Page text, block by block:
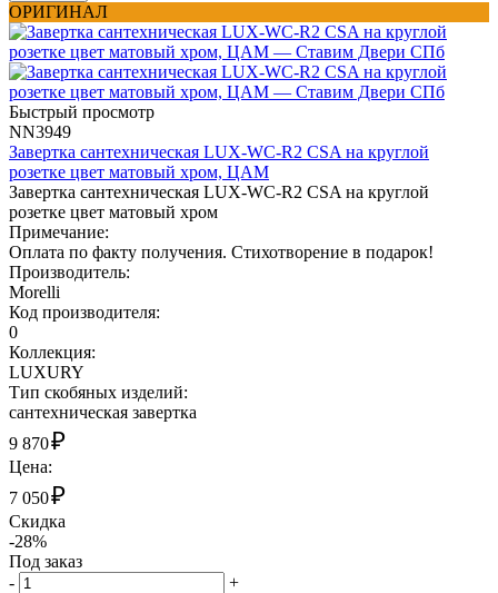
ОРИГИНАЛ
Быстрый просмотр
NN3949
Завертка сантехническая LUX-WC-R2 CSA на круглой
розетке цвет матовый хром, ЦАМ
Завертка сантехническая LUX-WC-R2 CSA на круглой
розетке цвет матовый хром
Примечание:
Оплата по факту получения. Стихотворение в подарок!
Производитель:
Morelli
Код производителя:
0
Коллекция:
LUXURY
Тип скобяных изделий:
сантехническая завертка
9 870₽
Цена:
7 050₽
Скидка
-28%
Под заказ
-
+